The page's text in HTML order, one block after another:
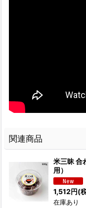
関連商品
米三昧 合
用）
1,512円(
在庫あり